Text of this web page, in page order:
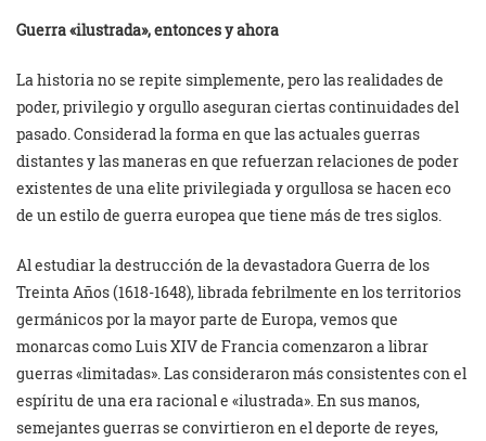
Guerra «ilustrada», entonces y ahora
La historia no se repite simplemente, pero las realidades de
poder, privilegio y orgullo aseguran ciertas continuidades del
pasado. Considerad la forma en que las actuales guerras
distantes y las maneras en que refuerzan relaciones de poder
existentes de una elite privilegiada y orgullosa se hacen eco
de un estilo de guerra europea que tiene más de tres siglos.
Al estudiar la destrucción de la devastadora Guerra de los
Treinta Años (1618-1648), librada febrilmente en los territorios
germánicos por la mayor parte de Europa, vemos que
monarcas como Luis XIV de Francia comenzaron a librar
guerras «limitadas». Las consideraron más consistentes con el
espíritu de una era racional e «ilustrada». En sus manos,
semejantes guerras se convirtieron en el deporte de reyes,